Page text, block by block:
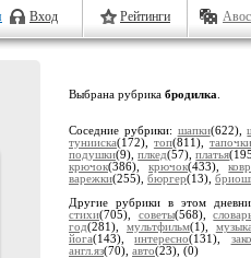
Вход Рейтинги
Выбрана рубрика бродилка
Соседние рубрики: шапки(622),
тунииска(172), топ(811), тапочки
подушки(9),плкед(57),платья
крючок(386),крючок(433),
варежки(255), бюргер(13),
Другие рубрики в этом
стихи(705), советы(568),
год(281), мультфильм(1),
йога(143),интересно(131),
англ.яз(70), авто(23), (0)